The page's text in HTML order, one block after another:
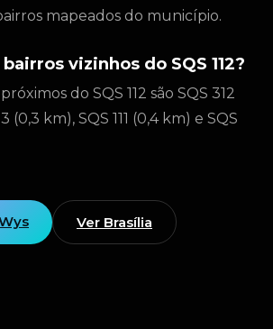
mapeados do município.
vizinhos do SQS 112?
do SQS 112 são SQS 312
(0,3 km), SQS 111 (0,4 km) e SQS
Ver Brasília